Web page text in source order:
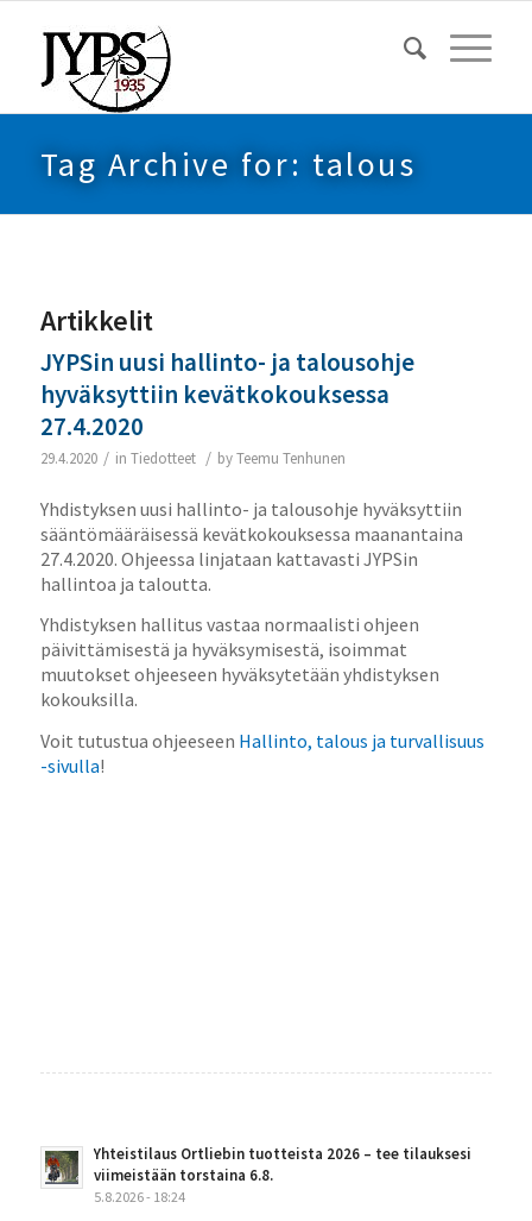
Tag Archive for: talous
Artikkelit
JYPSin uusi hallinto- ja talousohje
hyväksyttiin kevätkokouksessa
27.4.2020
29.4.2020 / in Tiedotteet / byTeemu Tenhunen
Yhdistyksen uusi hallinto- ja talousohje hyväksyttiin
sääntömääräisessä kevätkokouksessa maanantaina
27.4.2020. Ohjeessa linjataan kattavasti JYPSin
hallintoa ja taloutta.
Yhdistyksen hallitus vastaa normaalisti ohjeen
päivittämisestä ja hyväksymisestä, isoimmat
muutokset ohjeeseen hyväksytetään yhdistyksen
kokouksilla.
Voit tutustua ohjeeseen Hallinto, talous ja turvallisuus
-sivulla!
Yhteistilaus Ortliebin tuotteista 2026 – tee tilauksesi
viimeistään torstaina 6.8.
5.8.2026 - 18:24